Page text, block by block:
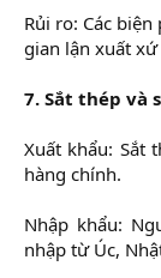
Rủi ro: Các
gian lận xuất
7. Sắt thép và
Xuất khẩu: Sắt
hàng chính.
Nhập khẩu:
nhập từ Úc,